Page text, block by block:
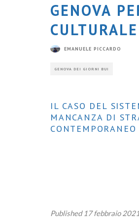
GENOVA
EMANUELE PICCARDO
GENOVA DEI GIORNI BUI
IL CASO DEL
MANCANZA DI
CONTEMPORANEO
Published 17 febbraio